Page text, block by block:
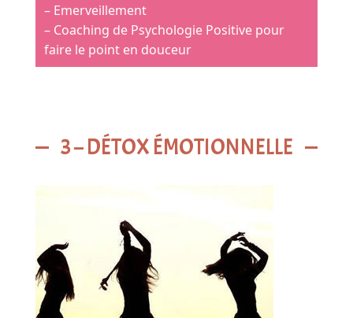
– Emerveillement
– Coaching de Psychologie Positive pour
faire le point en douceur
3 – DÉTOX ÉMOTIONNELLE